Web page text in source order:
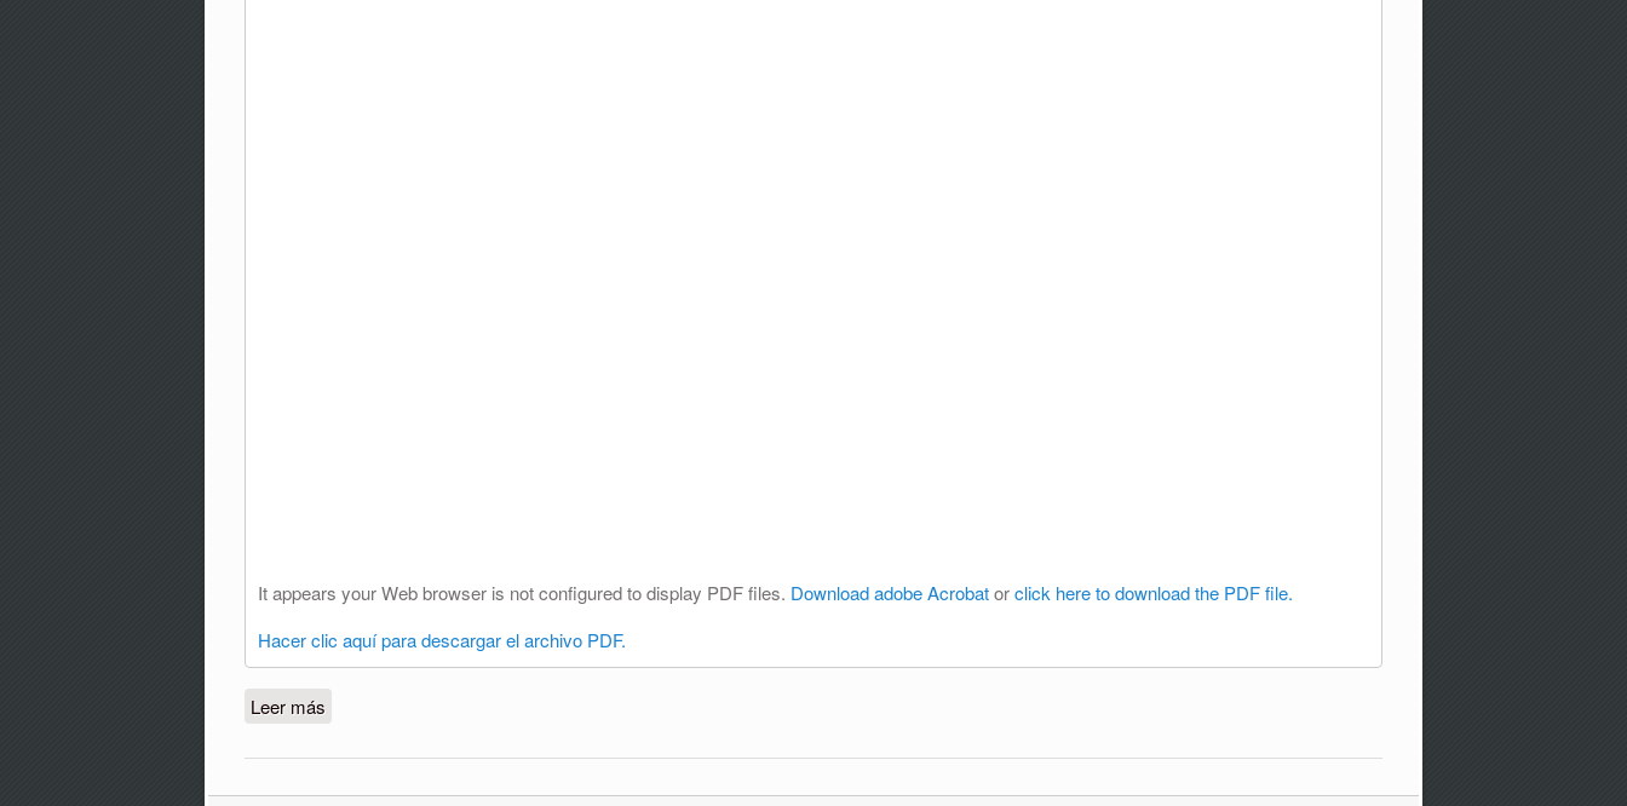
It appears your Web browser is not configured to display PDF files. Download adobe Acrobatorclick here to download the PDF file.
Hacer clic aquí para descargar el archivo PDF.
Leer más